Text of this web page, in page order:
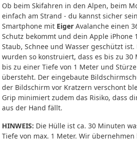
Ob beim Skifahren in den Alpen, beim
einfach am Strand - du kannst sicher
Smartphone mit Eiger Avalanche einen
Schutz bekommt und dein Apple iPhone
Staub, Schnee und Wasser geschützt ist.
wurden so konstruiert, dass es bis zu 30
bis zu einer Tiefe von 1 Meter und
übersteht. Der eingebaute
der Bildschirm vor Kratzern verschont
Grip minimiert zudem das Risiko, dass
aus der Hand fällt.
HINWEIS: Die Hülle ist ca. 30 Minuten
Tiefe von max. 1 Meter. Wir